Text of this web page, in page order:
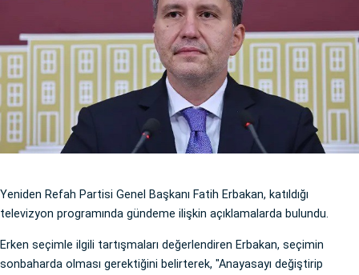
Yeniden Refah Partisi Genel Başkanı Fatih Erbakan, katıldığı
televizyon programında gündeme ilişkin açıklamalarda bulundu.
Erken seçimle ilgili tartışmaları değerlendiren Erbakan, seçimin
sonbaharda olması gerektiğini belirterek, "Anayasayı değiştirip